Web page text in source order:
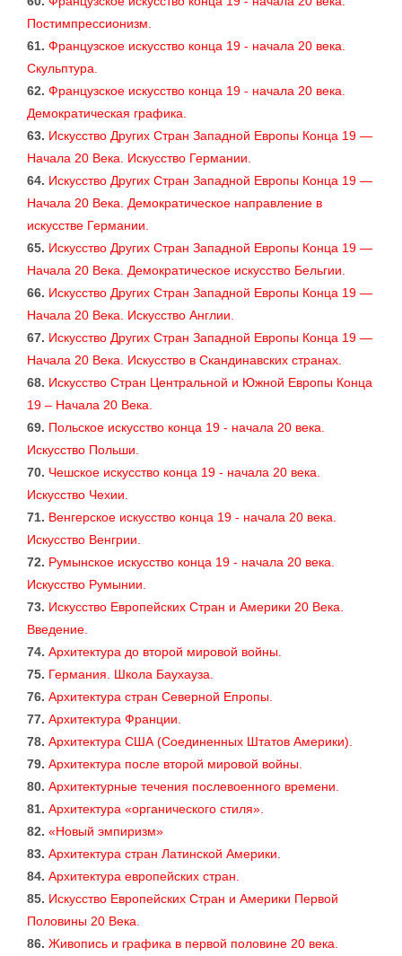
Постимпрессионизм.
61. Французское искусство конца 19 - начала 20 века.
Скульптура.
62. Французское искусство конца 19 - начала 20 века.
Демократическая графика.
63. Искусство Других Стран Западной Европы Конца 19 —
Начала 20 Века. Искусство Германии.
64. Искусство Других Стран Западной Европы Конца 19 —
Начала 20 Века. Демократическое направление в
искусстве Германии.
65. Искусство Других Стран Западной Европы Конца 19 —
Начала 20 Века. Демократическое искусство Бельгии.
66. Искусство Других Стран Западной Европы Конца 19 —
Начала 20 Века. Искусство Англии.
67. Искусство Других Стран Западной Европы Конца 19 —
Начала 20 Века. Искусство в Скандинавских странах.
68. Искусство Стран Центральной и Южной Европы Конца
19 – Начала 20 Века.
69. Польское искусство конца 19 - начала 20 века.
Искусство Польши.
70. Чешское искусство конца 19 - начала 20 века.
Искусство Чехии.
71. Венгерское искусство конца 19 - начала 20 века.
Искусство Венгрии.
72. Румынское искусство конца 19 - начала 20 века.
Искусство Румынии.
73. Искусство Европейских Стран и Америки 20 Века.
Введение.
74. Архитектура до второй мировой войны.
75. Германия. Школа Баухауза.
76. Архитектура стран Северной Епропы.
77. Архитектура Франции.
78. Архитектура США (Соединенных Штатов Америки).
79. Архитектура после второй мировой войны.
80. Архитектурные течения послевоенного времени.
81. Архитектура «органического стиля».
82. «Новый эмпиризм»
83. Архитектура стран Латинской Америки.
84. Архитектура европейских стран.
85. Искусство Европейских Стран и Америки Первой
Половины 20 Века.
86. Живопись и графика в первой половине 20 века.